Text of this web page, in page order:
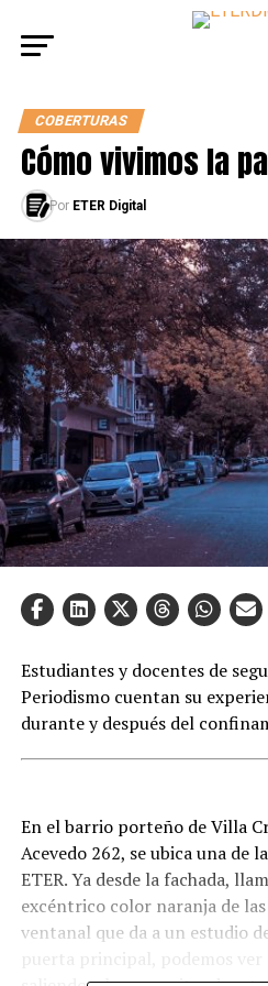
COBERTURAS
Cómo vivimos la
Por ETER Digital
Estudiantes y docentes de
Periodismo cuentan su
durante y después del
En el barrio porteño de Villa
Acevedo 262, se ubica una de
ETER. Ya desde la fachada,
excéntrico color naranja de
ventanal que da a un estudio
puerta principal, podemos ver